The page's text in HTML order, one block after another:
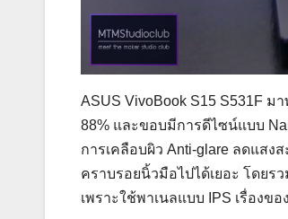
ASUS VivoBook S15 S531F ม
88% และขอบมีการดีไซน์แบบ
การเคลือบผิว Anti-glare ลดแส
คราบรอยนิ้วมือไปได้เยอะ โดยร
เพราะใช้พาเนลแบบ IPS เรื่องข